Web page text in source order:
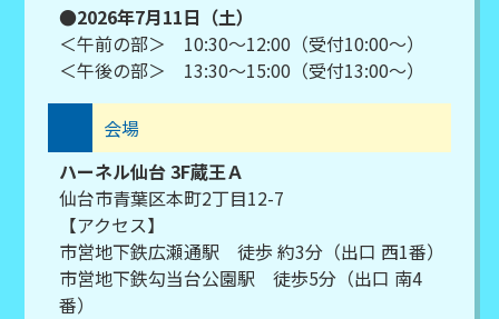
●2026年7月11日（土）
＜午前の部＞ 10:30～12:00（受付10:00～）
＜午後の部＞ 13:30～15:00（受付13:00～）
会場
ハーネル仙台 3F蔵王Ａ
仙台市青葉区本町2丁目12-7
【アクセス】
市営地下鉄広瀬通駅 徒歩 約3分（出口 西1番）
市営地下鉄勾当台公園駅 徒歩5分（出口 南4
番）